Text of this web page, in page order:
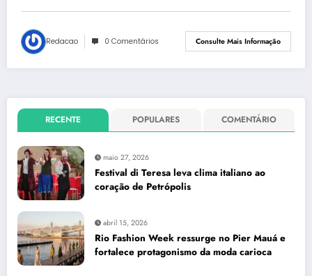
Redacao 0 Comentários Consulte Mais Informação
RECENTE POPULARES COMENTÁRIO
maio 27, 2026
Festival di Teresa leva clima italiano ao
coração de Petrópolis
abril 15, 2026
Rio Fashion Week ressurge no Pier Mauá e
fortalece protagonismo da moda carioca